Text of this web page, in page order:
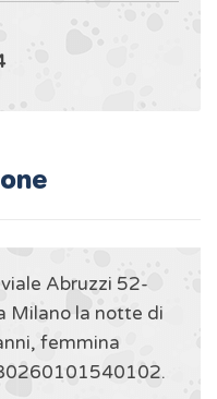
Abruzzi 52-
Milano la notte di
femmina